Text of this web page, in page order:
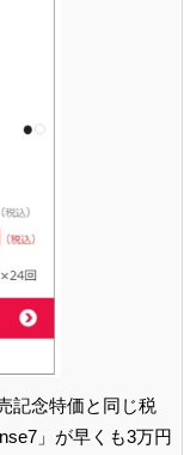
記念特価と同じ税
」が早くも3万円